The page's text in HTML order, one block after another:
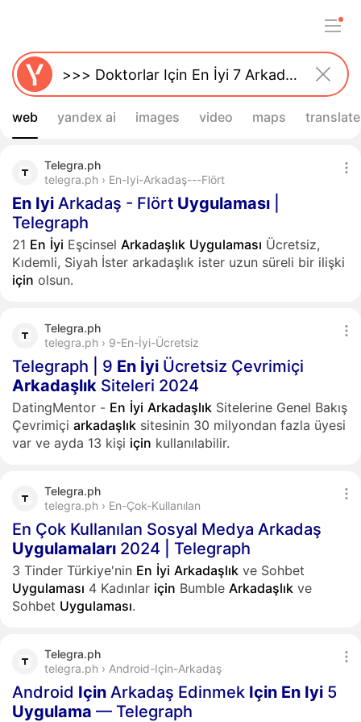
web yandex ai images video maps translate
Telegra.ph
telegra.ph › En-Iyi-Arkadaş---Flört
En Iyi Arkadaş - Flört Uygulaması
Telegraph
21 En İyi Eşcinsel Arkadaşlık Uygulaması Ücretsiz,
Kıdemli, Siyah İster arkadaşlık ister uzun süreli bir ilişki
için olsun.
Telegra.ph
telegra.ph › 9-En-İyi-Ücretsiz
Telegraph | 9 En İyi Ücretsiz Çevrimiçi
Arkadaşlık Siteleri 2024
DatingMentor - En İyi Arkadaşlık Sitelerine Genel Bakış
Çevrimiçi arkadaşlık sitesinin 30 milyondan fazla üyesi
var ve ayda 13 kişi için kullanılabilir.
Telegra.ph
telegra.ph › En-Çok-Kullanılan
En Çok Kullanılan Sosyal Medya Arkadaş
Uygulamaları 2024 | Telegraph
3 Tinder Türkiye'nin En İyi Arkadaşlık ve Sohbet
Uygulaması 4 Kadınlar için Bumble Arkadaşlık ve
Sohbet Uygulaması.
Telegra.ph
telegra.ph › Android-Için-Arkadaş
Android Için Arkadaş Edinmek Için En Iyi 5
Uygulama — Telegraph